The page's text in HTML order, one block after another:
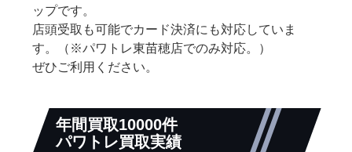
ップです。
店頭受取も可能でカード決済にも対応していま
す。（※パワトレ東苗穂店でのみ対応。）
ぜひご利用ください。
年間買取10000件
パワトレ買取実績